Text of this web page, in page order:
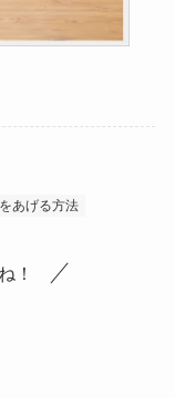
あげる方法
！